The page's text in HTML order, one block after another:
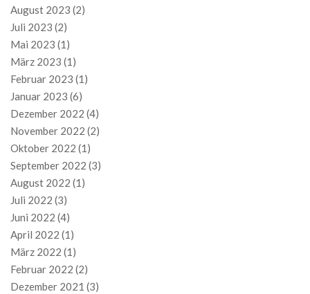
August 2023 (2)
Juli 2023 (2)
Mai 2023 (1)
März 2023 (1)
Februar 2023 (1)
Januar 2023 (6)
Dezember 2022 (4)
November 2022 (2)
Oktober 2022 (1)
September 2022 (3)
August 2022 (1)
Juli 2022 (3)
Juni 2022 (4)
April 2022 (1)
März 2022 (1)
Februar 2022 (2)
Dezember 2021 (3)